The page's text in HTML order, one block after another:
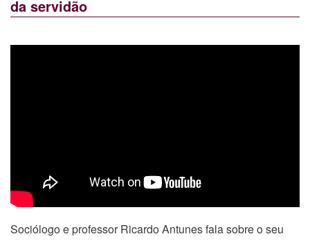
da servidão
Sociólogo e professor Ricardo Antunes fala sobre o seu